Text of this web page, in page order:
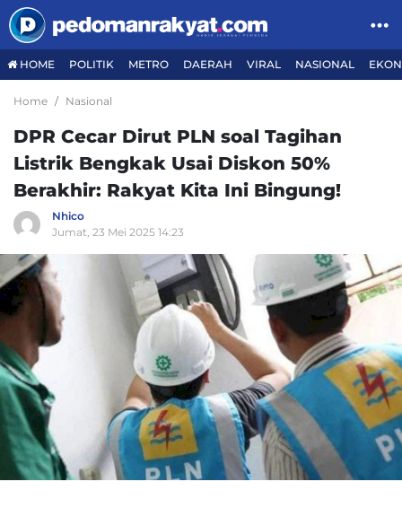
HOME POLITIK METRO DAERAH VIRAL NASIONAL
Home Nasional
DPR Cecar Dirut PLN soal Tagihan
Listrik Bengkak Usai Diskon 50%
Berakhir: Rakyat Kita Ini Bingung!
Nhico
Jumat, 23 Mei 2025 14:23